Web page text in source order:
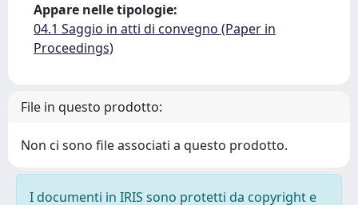
Appare nelle tipologie:
04.1 Saggio in atti di convegno (Paper in
Proceedings)
File in questo prodotto:
Non ci sono file associati a questo prodotto.
I documenti in IRIS sono protetti da copyright e